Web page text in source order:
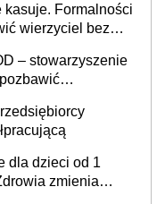
kasuje. Formalności
wierzyciel bez
– stowarzyszenie
dla dzieci od 1
zmienia